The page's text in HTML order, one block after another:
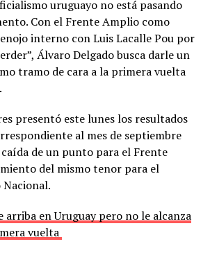
uruguayo no está pasando
Con el Frente Amplio como
interno con Luis Lacalle Pou por
Álvaro Delgado busca darle un
tramo de cara a la primera vuelta
presentó este lunes los resultados
al mes de septiembre
de un punto para el Frente
del mismo tenor para el
arriba en Uruguay pero no le alcanza
vuelta